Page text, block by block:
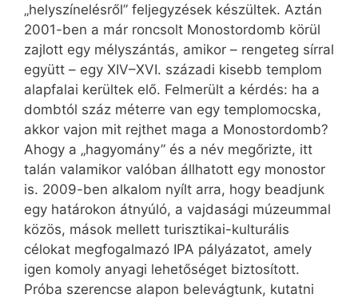
„helyszínelésről” feljegyzések készültek. Aztán
2001-ben a már roncsolt Monostordomb körül
zajlott egy mélyszántás, amikor – rengeteg sírral
együtt – egy XIV–XVI. századi kisebb templom
alapfalai kerültek elő. Felmerült a kérdés: ha a
dombtól száz méterre van egy templomocska,
akkor vajon mit rejthet maga a Monostordomb?
Ahogy a „hagyomány” és a név megőrizte, itt
talán valamikor valóban állhatott egy monostor
is. 2009-ben alkalom nyílt arra, hogy beadjunk
egy határokon átnyúló, a vajdasági múzeummal
közös, mások mellett turisztikai-kulturális
célokat megfogalmazó IPA pályázatot, amely
igen komoly anyagi lehetőséget biztosított.
Próba szerencse alapon belevágtunk, kutatni